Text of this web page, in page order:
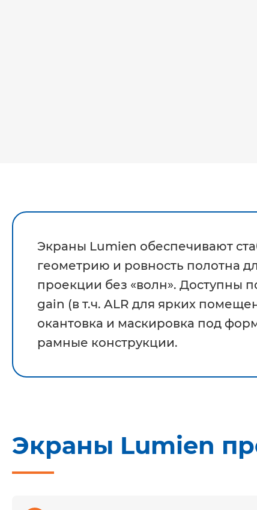
Экраны Lumien обеспечивают
геометрию и ровность полотна
проекции без «волн». Доступны
gain (в т.ч. ALR для ярких
окантовка и маскировка под
рамные конструкции.
Экраны Lumien